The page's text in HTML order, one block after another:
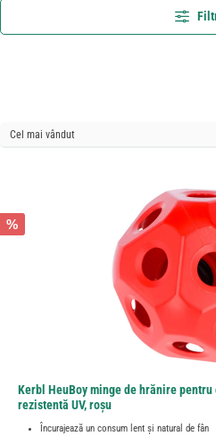
%
Kerbl HeuBoy minge de hrănire
rezistentă UV, roșu
Încurajează un consum lent și natural de fân